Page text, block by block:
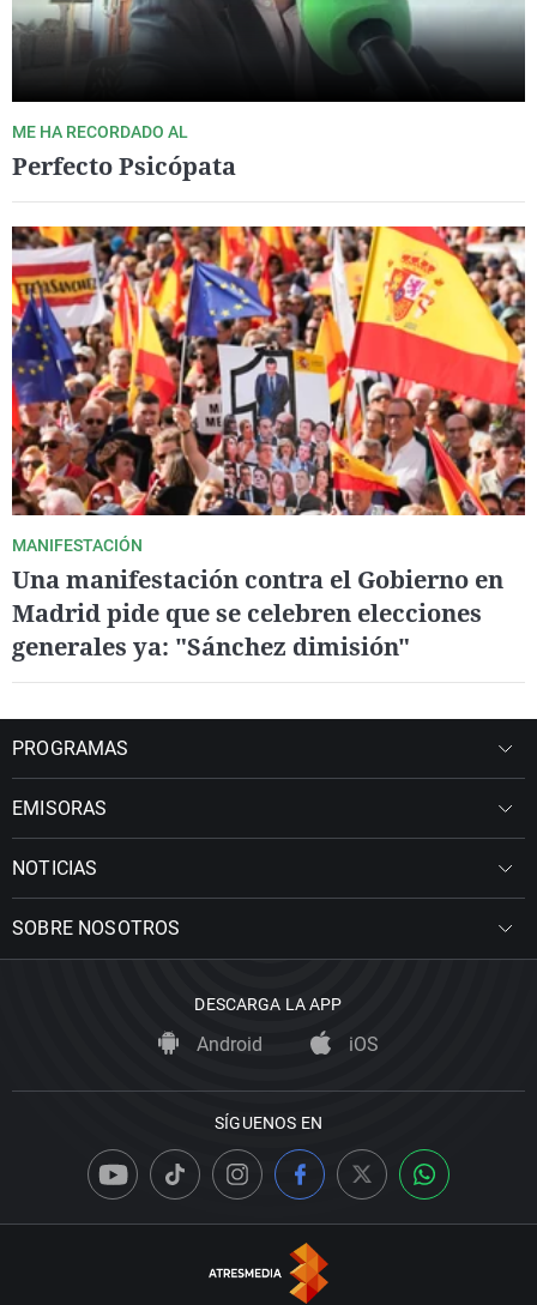
ME HA RECORDADO AL
Perfecto Psicópata
MANIFESTACIÓN
Una manifestación contra el Gobierno en
Madrid pide que se celebren elecciones
generales ya: "Sánchez dimisión"
PROGRAMAS
EMISORAS
NOTICIAS
SOBRE NOSOTROS
DESCARGA LA APP
Android iOS
SÍGUENOS EN